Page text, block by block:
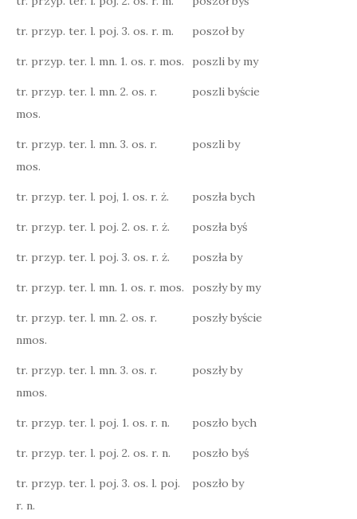
tr. przyp. ter. l. poj. 3. os. r. m. poszoł by
tr. przyp. ter. l. mn. 1. os. r. mos. poszli by my
tr. przyp. ter. l. mn. 2. os. r.
mos.
poszli byście
tr. przyp. ter. l. mn. 3. os. r.
mos.
poszli by
tr. przyp. ter. l. poj, 1. os. r. ż. poszła bych
tr. przyp. ter. l. poj. 2. os. r. ż. poszła byś
tr. przyp. ter. l. poj. 3. os. r. ż. poszła by
tr. przyp. ter. l. mn. 1. os. r. mos. poszły by my
tr. przyp. ter. l. mn. 2. os. r.
nmos.
poszły byście
tr. przyp. ter. l. mn. 3. os. r.
nmos.
poszły by
tr. przyp. ter. l. poj. 1. os. r. n. poszło bych
tr. przyp. ter. l. poj. 2. os. r. n. poszło byś
tr. przyp. ter. l. poj. 3. os. l. poj.
r. n.
poszło by